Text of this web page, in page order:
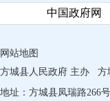
中国政府网
网站地图
方城县人民政府 主办
方
地址：方城县凤瑞路266号